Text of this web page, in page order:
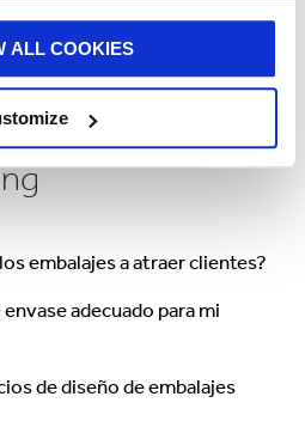
ALL COOKIES
sobre
embalajes a atraer clientes?
atraer a los compradores
es esencial asegurarse de
Smurfit Kappa ayuda a que
adecuado para mi
muchos de los principales
ofrecer envases a
de diseño de embalajes